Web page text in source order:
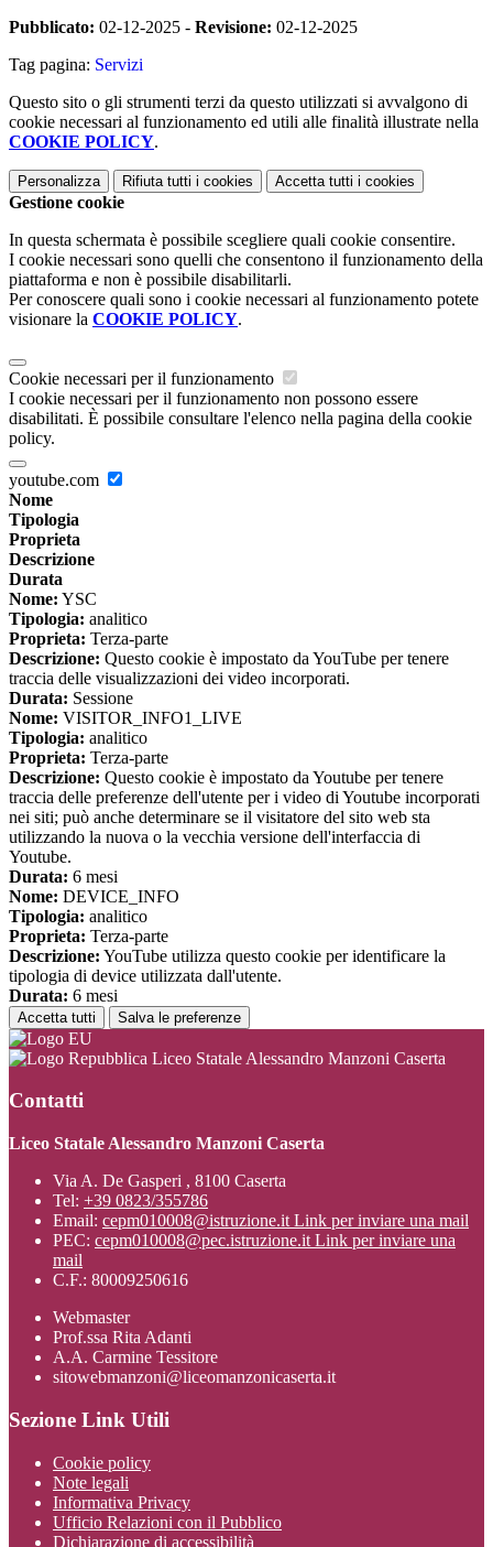
Pubblicato: 02-12-2025 - Revisione: 02-12-2025
Tag pagina: Servizi
Questo sito o gli strumenti terzi da questo utilizzati si avvalgono di
cookie necessari al funzionamento ed utili alle finalità illustrate nella
COOKIE POLICY.
Personalizza Rifiuta tutti i cookies Accetta tutti i cookies
Gestione cookie
In questa schermata è possibile scegliere quali cookie consentire.
I cookie necessari sono quelli che consentono il funzionamento della
piattaforma e non è possibile disabilitarli.
Per conoscere quali sono i cookie necessari al funzionamento potete
visionare la COOKIE POLICY.
Cookie necessari per il funzionamento
I cookie necessari per il funzionamento non possono essere
disabilitati. È possibile consultare l'elenco nella pagina della cookie
policy.
youtube.com
Nome
Tipologia
Proprieta
Descrizione
Durata
Nome: YSC
Tipologia: analitico
Proprieta: Terza-parte
Descrizione: Questo cookie è impostato da YouTube per tenere
traccia delle visualizzazioni dei video incorporati.
Durata: Sessione
Nome: VISITOR_INFO1_LIVE
Tipologia: analitico
Proprieta: Terza-parte
Descrizione: Questo cookie è impostato da Youtube per tenere
traccia delle preferenze dell'utente per i video di Youtube incorporati
nei siti; può anche determinare se il visitatore del sito web sta
utilizzando la nuova o la vecchia versione dell'interfaccia di
Youtube.
Durata: 6 mesi
Nome: DEVICE_INFO
Tipologia: analitico
Proprieta: Terza-parte
Descrizione: YouTube utilizza questo cookie per identificare la
tipologia di device utilizzata dall'utente.
Durata: 6 mesi
Accetta tutti Salva le preferenze
Liceo Statale Alessandro Manzoni Caserta
Contatti
Liceo Statale Alessandro Manzoni Caserta
Via A. De Gasperi , 8100 Caserta
Tel: +39 0823/355786
Email: cepm010008@istruzione.it Link per inviare una mail
PEC: cepm010008@pec.istruzione.it Link per inviare una
mail
C.F.: 80009250616
Webmaster
Prof.ssa Rita Adanti
A.A. Carmine Tessitore
sitowebmanzoni@liceomanzonicaserta.it
Sezione Link Utili
Cookie policy
Note legali
Informativa Privacy
Ufficio Relazioni con il Pubblico
Dichiarazione di accessibilità